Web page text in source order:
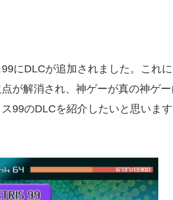
にDLCが追加されました。これ
が解消され、神ゲーが真の神ゲ
99のDLCを紹介したいと思います